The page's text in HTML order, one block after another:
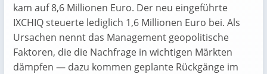
kam auf 8,6 Millionen Euro. Der neu eingeführte
IXCHIQ steuerte lediglich 1,6 Millionen Euro bei. Als
Ursachen nennt das Management geopolitische
Faktoren, die die Nachfrage in wichtigen Märkten
dämpfen — dazu kommen geplante Rückgänge im